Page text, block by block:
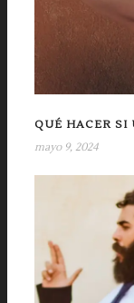
QUÉ HACER SI
mayo 9, 2024